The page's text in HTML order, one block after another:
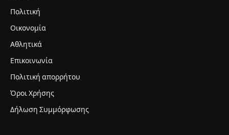
Πολιτική
Οικονομία
Αθλητικά
Επικοινωνία
Πολιτική απορρήτου
Όροι Χρήσης
Δήλωση Συμμόρφωσης